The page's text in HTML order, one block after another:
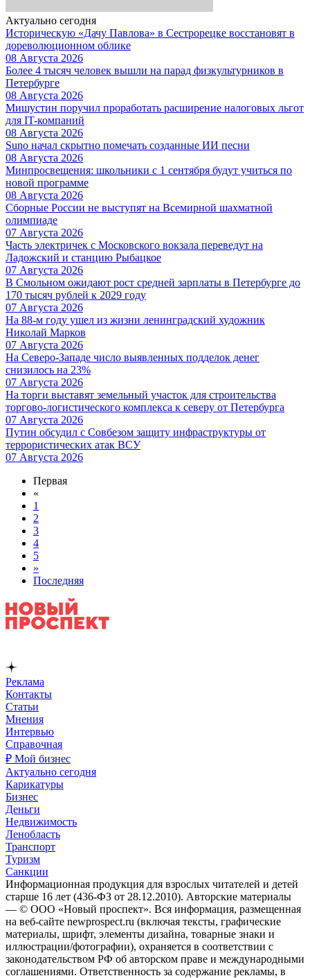
Актуально сегодня
Историческую «Дачу Павлова» в Сестрорецке восстановят в
дореволюционном облике
08 Августа 2026
Более 4 тысяч человек вышли на парад физкультурников в
Петербурге
08 Августа 2026
Мишустин поручил проработать расширение налоговых льгот
для IT-компаний
08 Августа 2026
Suno начал скрытно помечать созданные ИИ песни
08 Августа 2026
Минпросвещения: школьники с 1 сентября будут учиться по
новой программе
08 Августа 2026
Сборные России не выступят на Всемирной шахматной
олимпиаде
07 Августа 2026
Часть электричек с Московского вокзала переведут на
Ладожский и станцию Рыбацкое
07 Августа 2026
В Смольном ожидают рост средней зарплаты в Петербурге до
170 тысяч рублей к 2029 году
07 Августа 2026
На 88-м году ушел из жизни ленинградский художник
Николай Марков
07 Августа 2026
На Северо-Западе число выявленных подделок денег
снизилось на 23%
07 Августа 2026
На торги выставят земельный участок для строительства
торгово-логистического комплекса к северу от Петербурга
07 Августа 2026
Путин обсудил с Совбезом защиту инфраструктуры от
террористических атак ВСУ
07 Августа 2026
Первая
«
1
2
3
4
5
»
Последняя
Реклама
Контакты
Статьи
Мнения
Интервью
Справочная
₽ Мой бизнес
Актуально сегодня
Карикатуры
Бизнес
Деньги
Недвижимость
Ленобласть
Транспорт
Туризм
Санкции
Информационная продукция для взрослых читателей и детей
старше 16 лет (436-ФЗ от 28.12.2010). Авторские материалы
— © ООО «Новый проспект». Вся информация, размещенная
на веб-сайте newprospect.ru (включая тексты, графические
материалы, шрифт, элементы дизайна, товарные знаки и
иллюстрации/фотографии), охраняется в соответствии с
законодательством РФ об авторском праве и международными
соглашениями. Ответственность за содержание рекламы, в